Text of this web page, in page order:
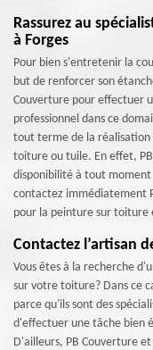
Rassurez au
à Forges
Pour bien s'entretenir la
but de renforcer son
Couverture pour effectuer
professionnel dans ce
tout terme de la
toiture ou tuile. En effet,
disponibilité à tout
contactez immédiatement
pour la peinture sur toiture
Contactez l’artisan
Vous êtes à la recherche
sur votre toiture? Dans ce
parce qu'ils sont des
d'effectuer une tâche bien
D'ailleurs, PB Couverture